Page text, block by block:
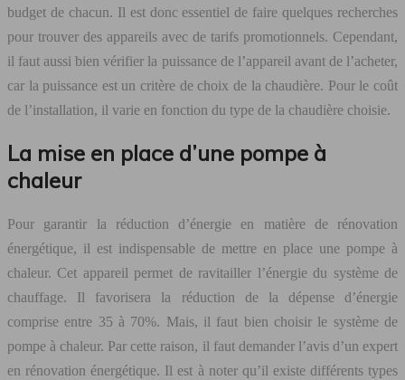
budget de chacun. Il est donc essentiel de faire quelques recherches
pour trouver des appareils avec de tarifs promotionnels. Cependant,
il faut aussi bien vérifier la puissance de l’appareil avant de l’acheter,
car la puissance est un critère de choix de la chaudière. Pour le coût
de l’installation, il varie en fonction du type de la chaudière choisie.
La mise en place d’une pompe à
chaleur
Pour garantir la réduction d’énergie en matière de rénovation
énergétique, il est indispensable de mettre en place une pompe à
chaleur. Cet appareil permet de ravitailler l’énergie du système de
chauffage. Il favorisera la réduction de la dépense d’énergie
comprise entre 35 à 70%. Mais, il faut bien choisir le système de
pompe à chaleur. Par cette raison, il faut demander l’avis d’un expert
en rénovation énergétique. Il est à noter qu’il existe différents types